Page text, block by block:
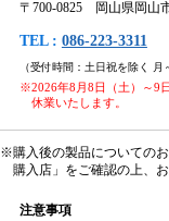
〒700-0825 岡山県岡山
TEL : 086-223-3311
（受付時間：土日祝を除く 月
※2026年8月8日（土）～9
休業いたします。
※購入後の製品についての
購入店」をご確認の上、
注意事項